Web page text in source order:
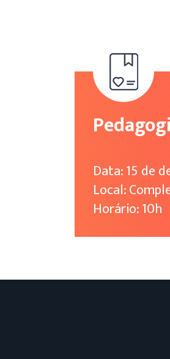
Data: 15 de
Local:
Horário: 10h